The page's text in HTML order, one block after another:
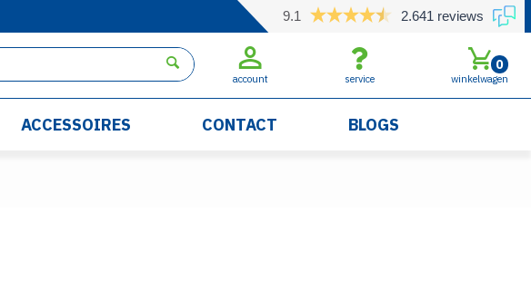
9.1 2.641 reviews
account service winkelwagen
0
ACCESSOIRES CONTACT BLOGS